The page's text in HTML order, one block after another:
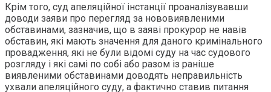
Крім того, суд апеляційної інстанції проаналізувавши
доводи заяви про перегляд за нововиявленими
обставинами, зазначив, що в заяві прокурор не навів
обставин, які мають значення для даного кримінального
провадження, які не були відомі суду на час судового
розгляду і які самі по собі або разом із раніше
виявленими обставинами доводять неправильність
ухвали апеляційного суду, а фактично ставив питання